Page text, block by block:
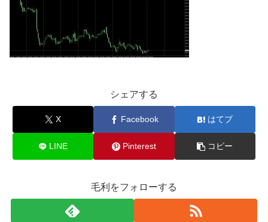
シェアする
X Facebook はてブ
LINE Pinterest コピー
毛利をフォローする